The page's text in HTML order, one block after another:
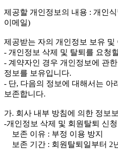
제공할 개인정보의 내용 : 개인
이메일)
제공받는 자의 개인정보 보유 및
- 개인정보 삭제 및 탈퇴를 요청
- 계약자인 경우 개인정보에 관
정보를 보유입니다.
- 단, 다음의 정보에 대해서는 아
보존합니다.
가. 회사 내부 방침에 의한 정보
-개인정보 삭제 및 회원탈퇴 신
보존 이유 : 부정 이용 방지
보존 기간 : 회원탈퇴일부터 2